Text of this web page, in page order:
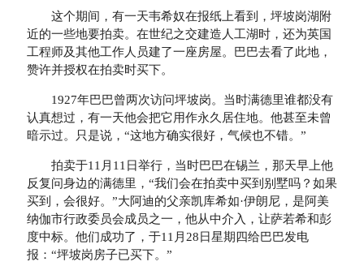
这个期间，有一天韦希奴在报纸上看到，坪坡岗湖附
近的一些地要拍卖。在世纪之交建造人工湖时，还为英国
工程师及其他工作人员建了一座房屋。巴巴去看了此地，
赞许并授权在拍卖时买下。
1927年巴巴曾两次访问坪坡岗。当时满德里谁都没有
认真想过，有一天他会把它用作永久居住地。他甚至未曾
暗示过。只是说，“这地方确实很好，气候也不错。”
拍卖于11月11日举行，当时巴巴在锡兰，那天早上他
反复问身边的满德里，“我们会在拍卖中买到别墅吗？如果
买到，会很好。”大阿迪的父亲凯库希如·伊朗尼，是阿美
纳伽市行政委员会成员之一，他从中介入，让萨若希和彭
度中标。他们成功了，于11月28日星期四给巴巴发电
报：“坪坡岗房子已买下。”